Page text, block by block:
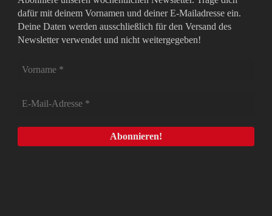
dafür mit deinem Vornamen und deiner E-Mailadresse ein.
Deine Daten werden ausschließlich für den Versand des
Newsletter verwendet und nicht weitergegeben!